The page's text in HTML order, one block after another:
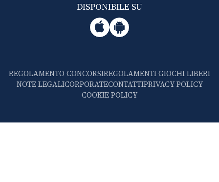
DISPONIBILE SU
REGOLAMENTO CONCORSIREGOLAMENTI GIOCHI LIBERI
NOTE LEGALICORPORATECONTATTIPRIVACY POLICY
COOKIE POLICY